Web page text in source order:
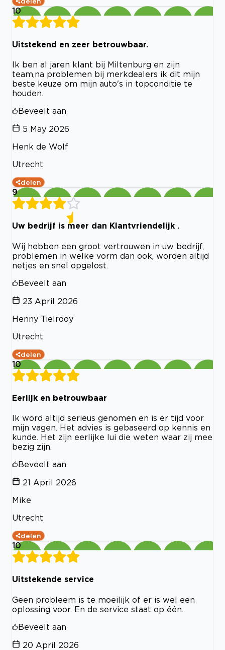
10
Uitstekend en zeer betrouwbaar.
Ik ben al jaren klant bij Miltenburg en zijn
team,na problemen bij merkdealers ik dit mijn
beste keuze om mijn auto's in topconditie te
houden.
Beveelt aan
5 May 2026
Henk de Wolf
Utrecht
delen
9
Uw bedrijf is meer dan Klantvriendelijk .
Wij hebben een groot vertrouwen in uw bedrijf,
problemen in welke vorm dan ook, worden altijd
netjes en snel opgelost.
Beveelt aan
23 April 2026
Henny Tielrooy
Utrecht
delen
10
Eerlijk en betrouwbaar
Ik word altijd serieus genomen en is er tijd voor
mijn vagen. Het advies is gebaseerd op kennis en
kunde. Het zijn eerlijke lui die weten waar zij mee
bezig zijn.
Beveelt aan
21 April 2026
Mike
Utrecht
delen
10
Uitstekende service
Geen probleem is te moeilijk of er is wel een
oplossing voor. En de service staat op één.
Beveelt aan
20 April 2026